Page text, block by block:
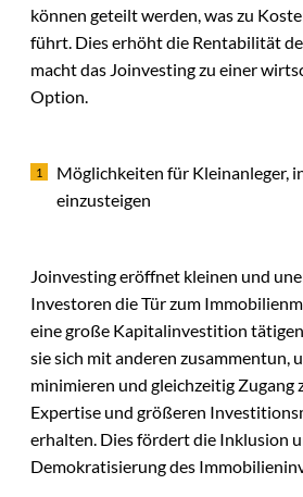
können geteilt werden, was zu
führt. Dies erhöht die Rentabilität
macht das Joinvesting zu einer
Option.
Möglichkeiten für Kleinanleger,
einzusteigen
Joinvesting eröffnet kleinen und
Investoren die Tür zum
eine große Kapitalinvestition
sie sich mit anderen zusammentun,
minimieren und gleichzeitig Zugang
Expertise und größeren
erhalten. Dies fördert die Inklusion
Demokratisierung des